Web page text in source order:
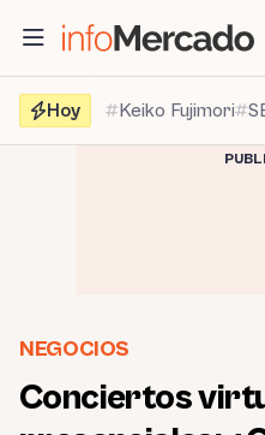
contenido
Hoy
Keiko Fujimori
NEGOCIOS
Conciertos